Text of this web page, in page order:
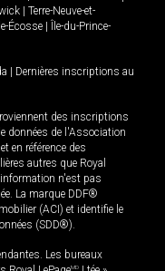
Terre-Neuve-et-
Écosse
Île-du-Prince-
Dernières inscriptions au
des inscriptions
données de l'Association
en référence des
autres que Royal
n'est pas
La marque DDF®
(ACI) et identifie le
(SDD®).
Les bureaux
MD